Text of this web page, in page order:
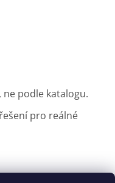
ne podle katalogu.
pro reálné